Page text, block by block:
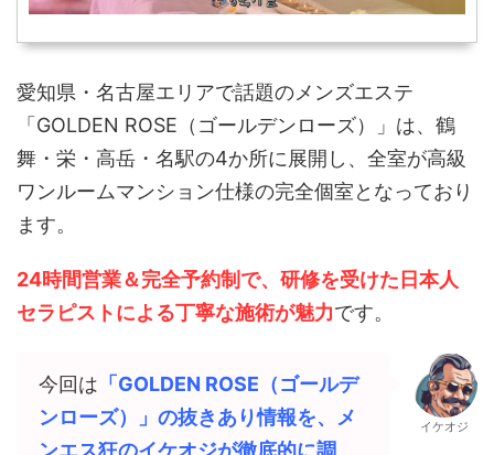
愛知県・名古屋エリアで話題のメンズエステ
「GOLDEN ROSE（ゴールデンローズ）」は、鶴
舞・栄・高岳・名駅の4か所に展開し、全室が高級
ワンルームマンション仕様の完全個室となっており
ます。
24時間営業＆完全予約制で、研修を受けた日本人
セラピストによる丁寧な施術が魅力です。
今回は 「GOLDEN ROSE（ゴールデ
ンローズ）」の抜きあり情報を、メ
ンエス狂のイケオジが徹底的に調
イケオジ